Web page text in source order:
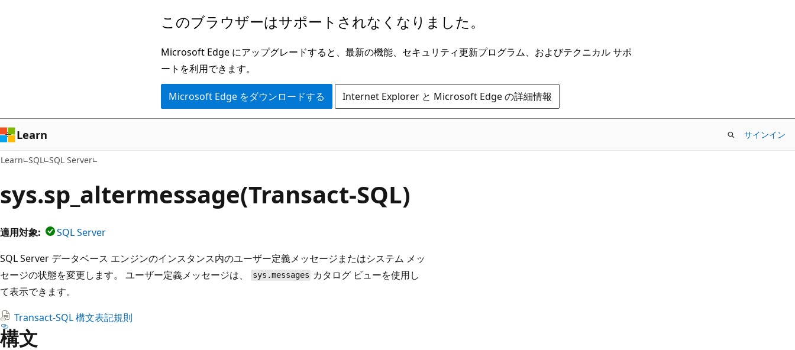
ン
ツ
に
ス
ッ
このブラウザーはサポートされなくなりました。
Microsoft Edge にアップグレードすると、最新の機能、セキュリティ更新プログラム、およびテクニカル サポ
ートを利用できます。
Microsoft Edge をダウンロードする Internet Explorer と Microsoft Edge の詳細情報
Learn サインイン
Learn SQL SQL Server
sys.sp_altermessage(Transact-SQL)
適用対象:
SQL Server
SQL Server データベース エンジンのインスタンス内のユーザー定義メッセージまたはシステム メッ
セージの状態を変更します。 ユーザー定義メッセージは、
sys.messages カタログ ビューを使用し
て表示できます。
Transact-SQL 構文表記規則
構文